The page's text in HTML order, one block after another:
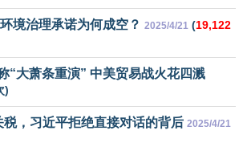
境治理承诺为何成空？ 2025/4/21 (19,122
“大萧条重演” 中美贸易战火花四溅
)
税，习近平拒绝直接对话的背后 2025/4/21